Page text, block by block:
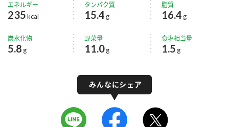
エネルギー
235kcal
タンパク質
15.4 g
脂質
16.4 g
炭水化物
5.8 g
野菜量
11.0g
食塩相当量
1.5 g